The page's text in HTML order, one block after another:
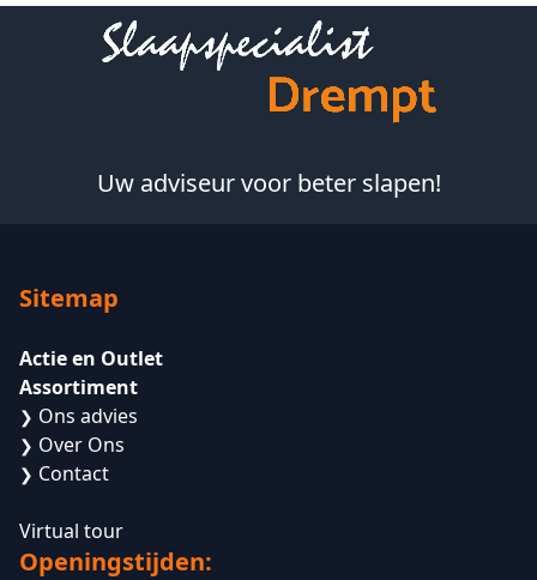
Uw adviseur voor beter slapen!
Sitemap
Actie en Outlet
Assortiment
❯ Ons advies
❯ Over Ons
❯ Contact
Virtual tour
Openingstijden: